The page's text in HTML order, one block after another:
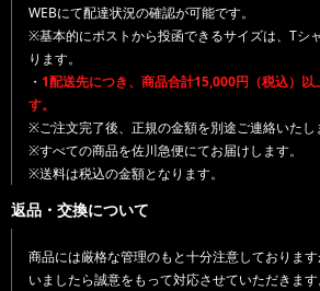
WEBにて配達状況の確認が可能です。
※基本的にポストから投函できるサイズは、Tシ
ります。
・ 1配送先につき、商品合計15,000円（税込）以
す。
※ご注文完了後、正規の金額を別途ご連絡いたし
※すべての商品を佐川急便にてお届けします。
※送料は税込の金額となります。
返品・交換について
商品には厳格な管理のもと十分注意しておりま
いましたら誠意をもって対応させていただきます